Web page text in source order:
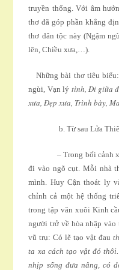
truyền thống. Với âm
thơ đã góp phần khẳng
thơ dân tộc này (Ngậm
lên, Chiều xưa,…).
Những bài thơ tiêu biểu:
ngùi, Vạn lýtình, Ði giữa
xưa, Ðẹp xưa, Trình bày,
b. Từ sau Lửa
– Trong bối cảnh xã
đi vào ngõ cụt. Mỗi nhà
mình. Huy Cận thoát ly
chỉnh cả một hệ thống
trong tập văn xuôi Kinh
người trở về hòa nhập
vũ trụ: Có lẽ tạo vật đau
ta xa cách tạo vật đó
nhịp sống đưa nâng, có